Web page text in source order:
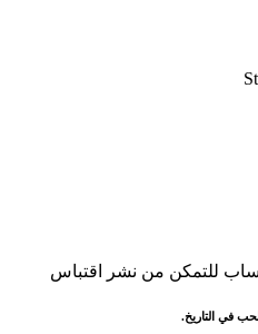
للتمكن من نشر اقتباس
في التاريخ.